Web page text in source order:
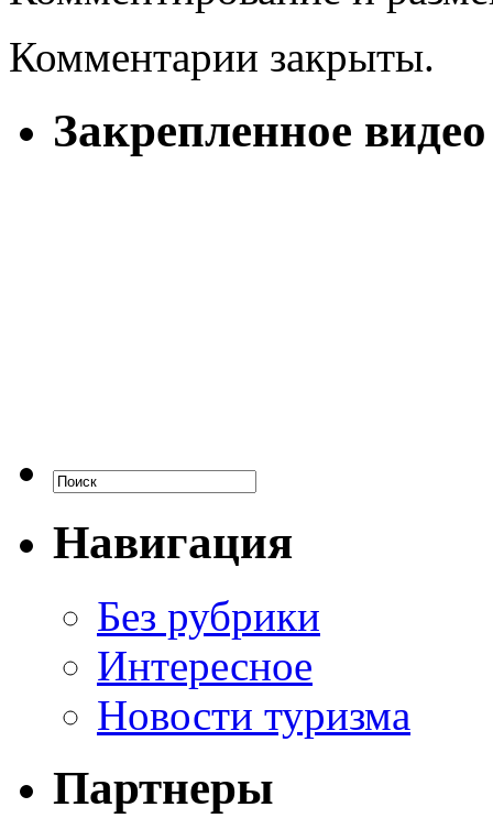
Комментарии закрыты.
Закрепленное видео
Навигация
Без рубрики
Интересное
Новости туризма
Партнеры